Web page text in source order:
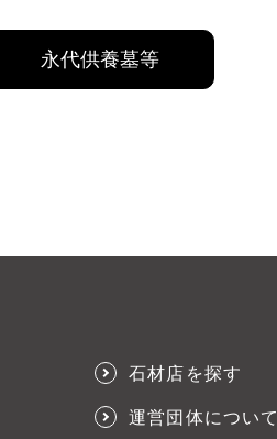
永代供養墓等
石材店を探す
運営団体について